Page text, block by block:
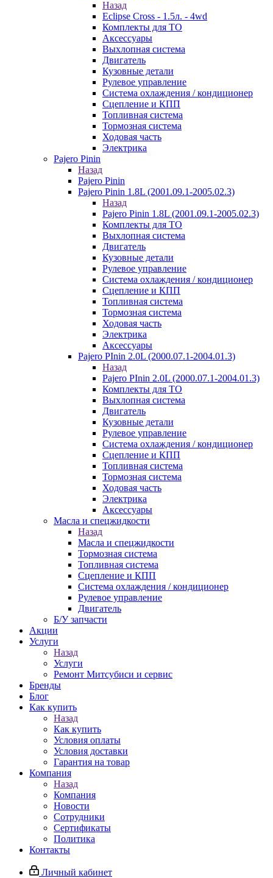
Назад
Eclipse Cross - 1.5л. - 4wd
Комплекты для ТО
Аксессуары
Выхлопная система
Двигатель
Кузовные детали
Рулевое управление
Система охлаждения / кондиционер
Сцепление и КПП
Топливная система
Тормозная система
Ходовая часть
Электрика
Pajero Pinin
Назад
Pajero Pinin
Pajero Pinin 1.8L (2001.09.1-2005.02.3)
Назад
Pajero Pinin 1.8L (2001.09.1-2005.02.3)
Комплекты для ТО
Выхлопная система
Двигатель
Кузовные детали
Рулевое управление
Система охлаждения / кондиционер
Сцепление и КПП
Топливная система
Тормозная система
Ходовая часть
Электрика
Аксессуары
Pajero PInin 2.0L (2000.07.1-2004.01.3)
Назад
Pajero PInin 2.0L (2000.07.1-2004.01.3)
Комплекты для ТО
Выхлопная система
Двигатель
Кузовные детали
Рулевое управление
Система охлаждения / кондиционер
Сцепление и КПП
Топливная система
Тормозная система
Ходовая часть
Электрика
Аксессуары
Масла и спецжидкости
Назад
Масла и спецжидкости
Тормозная система
Топливная система
Сцепление и КПП
Система охлаждения / кондиционер
Рулевое управление
Двигатель
Б/У запчасти
Акции
Услуги
Назад
Услуги
Ремонт Митсубиси и сервис
Бренды
Блог
Как купить
Назад
Как купить
Условия оплаты
Условия доставки
Гарантия на товар
Компания
Назад
Компания
Новости
Сотрудники
Сертификаты
Политика
Контакты
Личный кабинет